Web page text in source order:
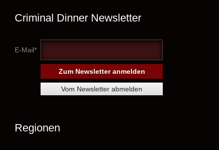
Criminal Dinner Newsletter
E-Mail*
Regionen